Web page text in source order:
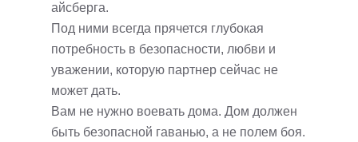
айсберга.
Под ними всегда прячется глубокая
потребность в безопасности, любви и
уважении, которую партнер сейчас не
может дать.
Вам не нужно воевать дома. Дом должен
быть безопасной гаванью, а не полем боя.